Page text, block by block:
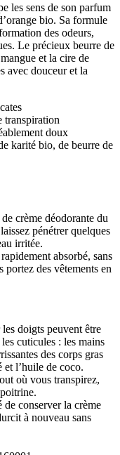
les sens de son parfum
bio. Sa formule
des odeurs,
Le précieux beurre de
et la cire de
avec douceur et la
transpiration
doux
karité bio, de beurre de
crème déodorante du
pénétrer quelques
irritée.
absorbé, sans
portez des vêtements en
doigts peuvent être
cuticules : les mains
des corps gras
et l’huile de coco.
où vous transpirez,
de conserver la crème
à nouveau sans